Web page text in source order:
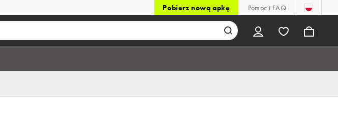
Pobierz nową apkę Pomoc i FAQ